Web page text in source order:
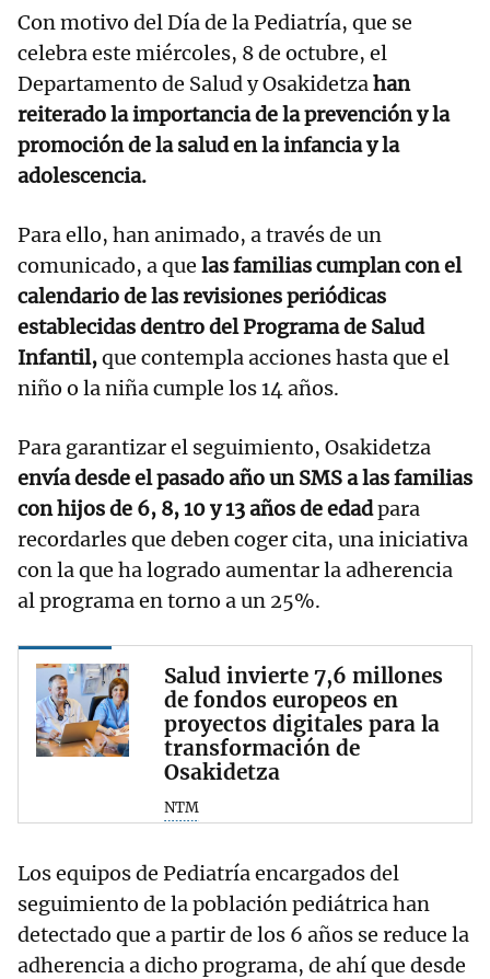
Con motivo del Día de la Pediatría, que se
celebra este miércoles, 8 de octubre, el
Departamento de Salud y Osakidetzahan
reiterado la importancia de la prevención y la
promoción de la salud en la infancia y la
adolescencia.
Para ello, han animado, a través de un
comunicado, a que las familias cumplan con el
calendario de las revisiones periódicas
establecidas dentro del Programa de Salud
Infantil,que contempla acciones hasta que el
niño o la niña cumple los 14 años.
Para garantizar el seguimiento, Osakidetza
envía desde el pasado año un SMS a las familias
con hijos de 6, 8, 10 y 13 años de edadpara
recordarles que deben coger cita, una iniciativa
con la que ha logrado aumentar la adherencia
al programa en torno a un 25%.
Salud invierte 7,6 millones
de fondos europeos en
proyectos digitales para la
transformación de
Osakidetza
NTM
Los equipos de Pediatría encargados del
seguimiento de la población pediátrica han
detectado que a partir de los 6 años se reduce la
adherencia a dicho programa, de ahí que desde